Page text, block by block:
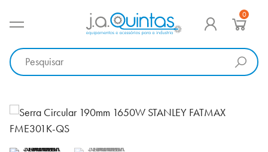
para
conteúdo
0